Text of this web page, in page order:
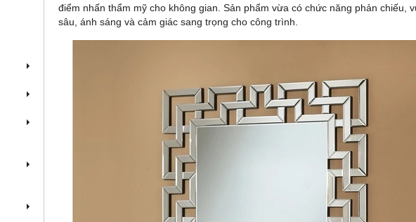
điểm nhấn thẩm mỹ cho không gian. Sản phẩm vừa có chức năng phản chiếu,
sâu, ánh sáng và cảm giác sang trọng cho công trình.